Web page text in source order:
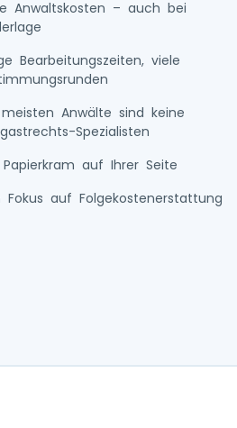
Anwaltskosten – auch bei
Bearbeitungszeiten, viele
Anwälte sind keine
Spezialisten
Papierkram auf Ihrer Seite
Fokus auf Folgekostenerstattung